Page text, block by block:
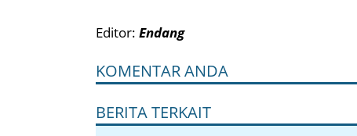
Editor: Endang
KOMENTAR ANDA
BERITA TERKAIT